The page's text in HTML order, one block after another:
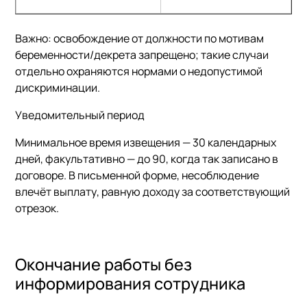
Важно:освобождение от должности по мотивам
беременности/декрета запрещено; такие случаи
отдельно охраняются нормами о недопустимой
дискриминации.
Уведомительный период
Минимальное время извещения — 30 календарных
дней, факультативно — до 90, когда так записано в
договоре. В письменной форме, несоблюдение
влечёт выплату, равную доходу за соответствующий
отрезок.
Окончание работы без
информирования сотрудника